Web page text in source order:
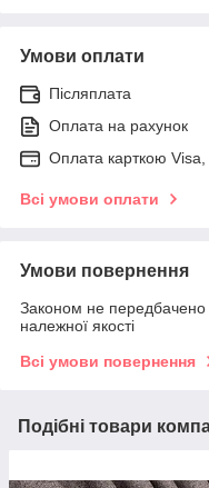
Умови оплати
Післяплата
Оплата на рахунок
Оплата карткою
Всі умови оплати
Умови повернення
Законом не передбачено
належної якості
Всі умови повернення
Подібні товари